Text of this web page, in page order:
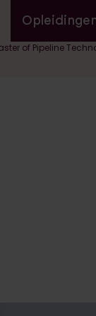
of Pipeline